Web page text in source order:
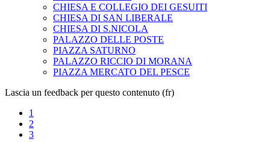
CHIESA E COLLEGIO DEI GESUITI
CHIESA DI SAN LIBERALE
CHIESA DI S.NICOLA
PALAZZO DELLE POSTE
PIAZZA SATURNO
PALAZZO RICCIO DI MORANA
PIAZZA MERCATO DEL PESCE
Lascia un feedback per questo contenuto (fr)
1
2
3